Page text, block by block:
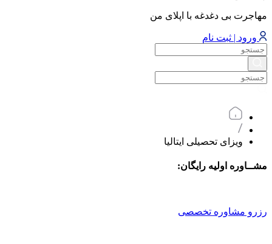
مهاجرت بی دغدغه با اپلای من
ورود | ثبت نام
ویزای تحصیلی ایتالیا
مشــاوره اولیه رایگان:
رزرو مشاوره تخصصی